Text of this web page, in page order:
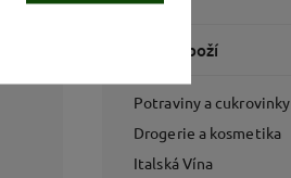
Italské zboží
Potraviny a cukrovinky
Drogerie a kosmetika
Italská Vína